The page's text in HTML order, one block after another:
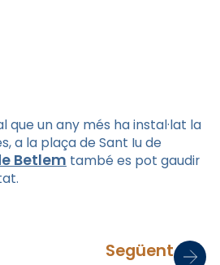
un any més ha instal·lat la
a la plaça de Sant Iu de
Betlem també es pot gaudir
Següent